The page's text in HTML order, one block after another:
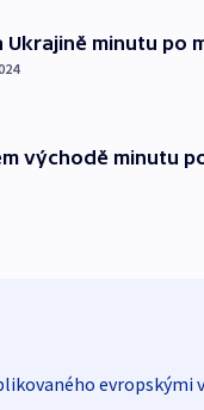
Ukrajině minutu po
východě minutu
evropskými